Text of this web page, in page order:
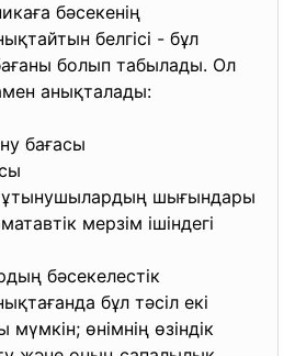
бәсекенің
белгісі - бұл
болып табылады. Ол
анықталады:
бағасы
шығындары
мерзім ішіндегі
бәсекелестік
бұл тәсіл екі
өнімнің өзіндік